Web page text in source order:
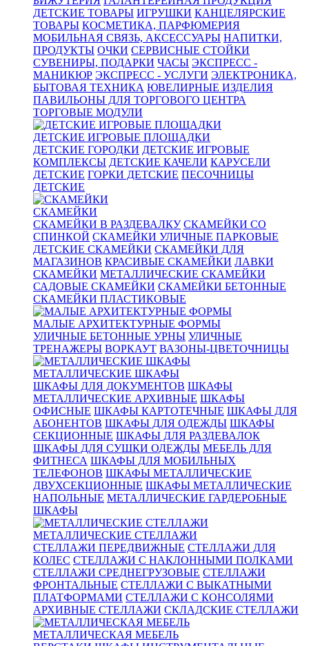
ДЕТСКИЕ ТОВАРЫ ИГРУШКИ КАНЦЕЛЯРСКИЕ
ТОВАРЫ КОСМЕТИКА, ПАРФЮМЕРИЯ
МОБИЛЬНАЯ СВЯЗЬ, АКСЕССУАРЫ НАПИТКИ,
ПРОДУКТЫ ОЧКИ СЕРВИСНЫЕ СТОЙКИ
СУВЕНИРЫ, ПОДАРКИ ЧАСЫ ЭКСПРЕСС -
МАНИКЮР ЭКСПРЕСС - УСЛУГИ ЭЛЕКТРОНИКА,
БЫТОВАЯ ТЕХНИКА ЮВЕЛИРНЫЕ ИЗДЕЛИЯ
ПАВИЛЬОНЫ ДЛЯ ТОРГОВОГО ЦЕНТРА
ТОРГОВЫЕ МОДУЛИ
ДЕТСКИЕ ИГРОВЫЕ ПЛОЩАДКИ
ДЕТСКИЕ ГОРОДКИ ДЕТСКИЕ ИГРОВЫЕ
КОМПЛЕКСЫ ДЕТСКИЕ КАЧЕЛИ КАРУСЕЛИ
ДЕТСКИЕ ГОРКИ ДЕТСКИЕ ПЕСОЧНИЦЫ
ДЕТСКИЕ
СКАМЕЙКИ
СКАМЕЙКИ В РАЗДЕВАЛКУ СКАМЕЙКИ СО
СПИНКОЙ СКАМЕЙКИ УЛИЧНЫЕ ПАРКОВЫЕ
ДЕТСКИЕ СКАМЕЙКИ СКАМЕЙКИ ДЛЯ
МАГАЗИНОВ КРАСИВЫЕ СКАМЕЙКИ ЛАВКИ
СКАМЕЙКИ МЕТАЛЛИЧЕСКИЕ СКАМЕЙКИ
САДОВЫЕ СКАМЕЙКИ СКАМЕЙКИ БЕТОННЫЕ
СКАМЕЙКИ ПЛАСТИКОВЫЕ
МАЛЫЕ АРХИТЕКТУРНЫЕ ФОРМЫ
УЛИЧНЫЕ БЕТОННЫЕ УРНЫ УЛИЧНЫЕ
ТРЕНАЖЕРЫ ВОРКАУТ ВАЗОНЫ-ЦВЕТОЧНИЦЫ
МЕТАЛЛИЧЕСКИЕ ШКАФЫ
ШКАФЫ ДЛЯ ДОКУМЕНТОВ ШКАФЫ
МЕТАЛЛИЧЕСКИЕ АРХИВНЫЕ ШКАФЫ
ОФИСНЫЕ ШКАФЫ КАРТОТЕЧНЫЕ ШКАФЫ ДЛЯ
АБОНЕНТОВ ШКАФЫ ДЛЯ ОДЕЖДЫ ШКАФЫ
СЕКЦИОННЫЕ ШКАФЫ ДЛЯ РАЗДЕВАЛОК
ШКАФЫ ДЛЯ СУШКИ ОДЕЖДЫ МЕБЕЛЬ ДЛЯ
ФИТНЕСА ШКАФЫ ДЛЯ МОБИЛЬНЫХ
ТЕЛЕФОНОВ ШКАФЫ МЕТАЛЛИЧЕСКИЕ
ДВУХСЕКЦИОННЫЕ ШКАФЫ МЕТАЛЛИЧЕСКИЕ
НАПОЛЬНЫЕ МЕТАЛЛИЧЕСКИЕ ГАРДЕРОБНЫЕ
ШКАФЫ
МЕТАЛЛИЧЕСКИЕ СТЕЛЛАЖИ
СТЕЛЛАЖИ ПЕРЕДВИЖНЫЕ СТЕЛЛАЖИ ДЛЯ
КОЛЕС СТЕЛЛАЖИ С НАКЛОННЫМИ ПОЛКАМИ
СТЕЛЛАЖИ СРЕДНЕГРУЗОВЫЕ СТЕЛЛАЖИ
ФРОНТАЛЬНЫЕ СТЕЛЛАЖИ С ВЫКАТНЫМИ
ПЛАТФОРМАМИ СТЕЛЛАЖИ С КОНСОЛЯМИ
АРХИВНЫЕ СТЕЛЛАЖИ СКЛАДСКИЕ СТЕЛЛАЖИ
МЕТАЛЛИЧЕСКАЯ МЕБЕЛЬ